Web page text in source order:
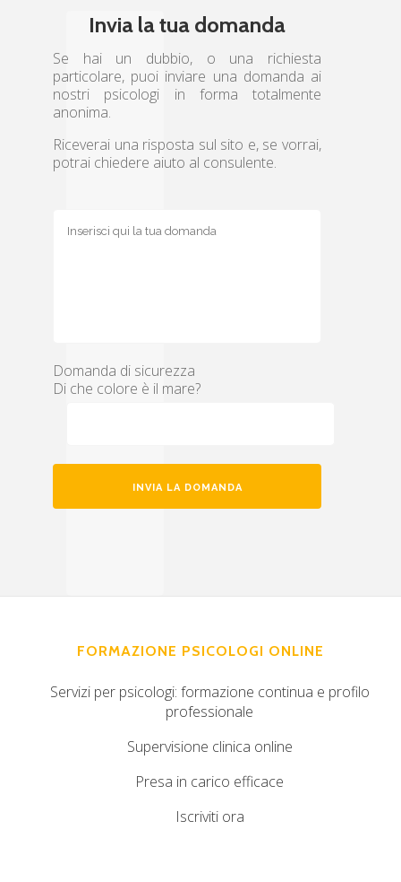
Invia la tua domanda
Se hai un dubbio, o una richiesta
particolare, puoi inviare una domanda ai
nostri psicologi in forma totalmente
anonima.
Riceverai una risposta sul sito e, se vorrai,
potrai chiedere aiuto al consulente.
Domanda di sicurezza
Di che colore è il mare?
FORMAZIONE PSICOLOGI ONLINE
Servizi per psicologi: formazione continua e profilo
professionale
Supervisione clinica online
Presa in carico efficace
Iscriviti ora